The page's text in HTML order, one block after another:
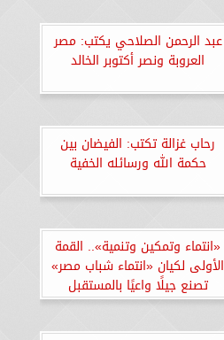
عبد الرحمن الصلاحي يكتب: مصر
العروبة ونصر أكتوبر الخالد
رحاب غزالة تكتب: الفيضان بين
حكمة الله ورسائله الخفية
«انتماء وتمكين وتنمية».. القمة
الأولى لكيان «انتماء شباب مصر»
تصنع جيلًا واعيًا بالمستقبل